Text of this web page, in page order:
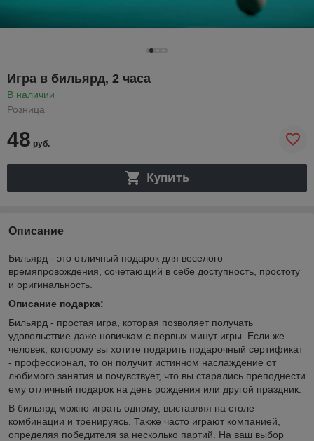
Игра в бильярд, 2 часа
В наличии
Розница
48 руб.
Купить
Описание
Бильярд - это отличный подарок для веселого
времяпровождения, сочетающий в себе доступность, простоту
и оригинальность.
Описание подарка:
Бильярд - простая игра, которая позволяет получать
удовольствие даже новичкам с первых минут игры. Если же
человек, которому вы хотите подарить подарочный сертификат
- профессионал, то он получит истинном наслаждение от
любимого занятия и почувствует, что вы старались преподнести
ему отличный подарок на день рождения или другой праздник.
В бильярд можно играть одному, выставляя на столе
комбинации и тренируясь. Также часто играют компанией,
определяя победителя за несколько партий. На ваш выбор